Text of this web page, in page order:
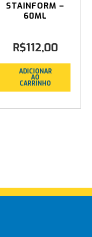
STAINFORM –
60ML
R$112,00
ADICIONAR
AO
CARRINHO